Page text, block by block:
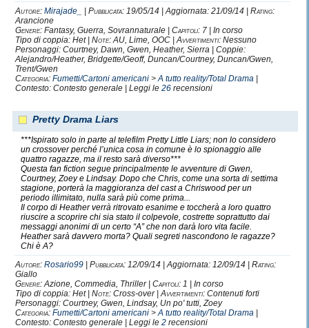
Autore: Mirajade_ Pubblicata: 19/05/14 | Aggiornata: 21/09/14 | Rating:
Arancione
Genere: Fantasy, Guerra, Sovrannaturale | Capitoli: 7 | In corso
Tipo di coppia: Het | Note:AU, Lime, OOC |Avvertimenti: Nessuno
Personaggi: Courtney, Dawn, Gwen, Heather, Sierra | Coppie:
Alejandro/Heather, Bridgette/Geoff, Duncan/Courtney, Duncan/Gwen,
Trent/Gwen
Categoria: Fumetti/Cartoni americani >A tutto reality/Total Drama
Contesto: Contesto generale | Leggi le 26 recensioni
Pretty Drama Liars
***Ispirato solo in parte al telefilm Pretty Little Liars; non lo considero
un crossover perché l’unica cosa in comune è lo spionaggio alle
quattro ragazze, ma il resto sarà diverso***
Questa fan fiction segue principalmente le avventure di Gwen,
Courtney, Zoey e Lindsay. Dopo che Chris, come una sorta di settima
stagione, porterà la maggioranza del cast a Chriswood per un
periodo illimitato, nulla sarà più come prima...
Il corpo di Heather verrà ritrovato esanime e toccherà a loro quattro
riuscire a scoprire chi sia stato il colpevole, costrette soprattutto dai
messaggi anonimi di un certo “A” che non darà loro vita facile.
Heather sarà davvero morta? Quali segreti nascondono le ragazze?
Chi è A?
Autore: Rosario99 Pubblicata: 12/09/14 | Aggiornata: 12/09/14 | Rating:
Giallo
Genere:Azione, Commedia, Thriller | Capitoli: 1 | In corso
Tipo di coppia: Het | Note: Cross-over |Avvertimenti: Contenuti forti
Personaggi: Courtney, Gwen, Lindsay, Un po' tutti, Zoey
Categoria: Fumetti/Cartoni americani >A tutto reality/Total Drama
Contesto: Contesto generale | Leggi le 2 recensioni